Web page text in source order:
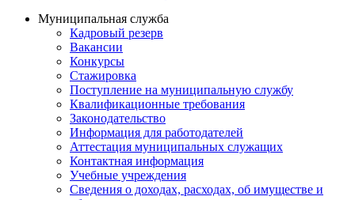
Муниципальная служба
Кадровый резерв
Вакансии
Конкурсы
Стажировка
Поступление на муниципальную службу
Квалификационные требования
Законодательство
Информация для работодателей
Аттестация муниципальных служащих
Контактная информация
Учебные учреждения
Сведения о доходах, расходах, об имуществе и